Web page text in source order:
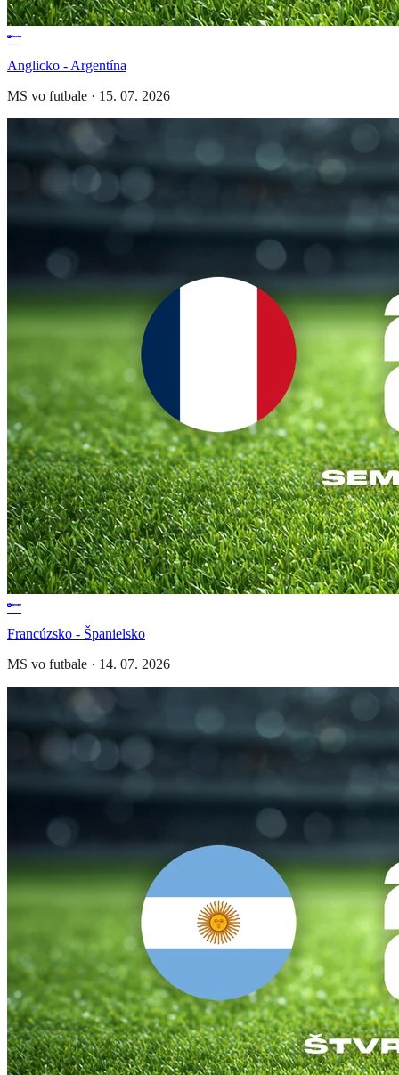
Anglicko - Argentína
MS vo futbale · 15. 07. 2026
Francúzsko - Španielsko
MS vo futbale · 14. 07. 2026